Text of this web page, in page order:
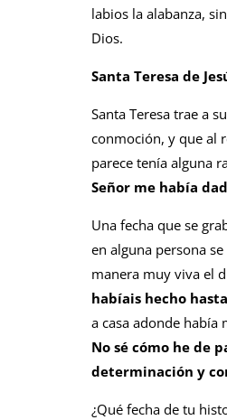
labios la alabanza,
Dios.
Santa Teresa de
Santa Teresa trae a
conmoción, y que al
parece tenía alguna
Señor me había
Una fecha que se
en alguna persona
manera muy viva el
habíais hecho
a casa adonde había
No sé cómo he de
determinación y
¿Qué fecha de tu